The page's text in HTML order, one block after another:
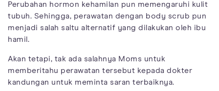
Perubahan hormon kehamilan pun memengaruhi kulit
tubuh. Sehingga, perawatan dengan body scrub pun
menjadi salah saltu alternatif yang dilakukan oleh ibu
hamil.
Akan tetapi, tak ada salahnya Moms untuk
memberitahu perawatan tersebut kepada dokter
kandungan untuk meminta saran terbaiknya.